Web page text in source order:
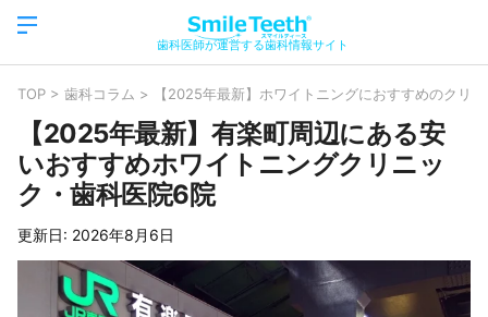
歯科医師が運営する歯科情報サイト
TOP > 歯科コラム > 【2025年最新】ホワイトニングにおすすめのクリ
【2025年最新】有楽町周辺にある安
いおすすめホワイトニングクリニッ
ク・歯科医院6院
更新日: 2026年8月6日